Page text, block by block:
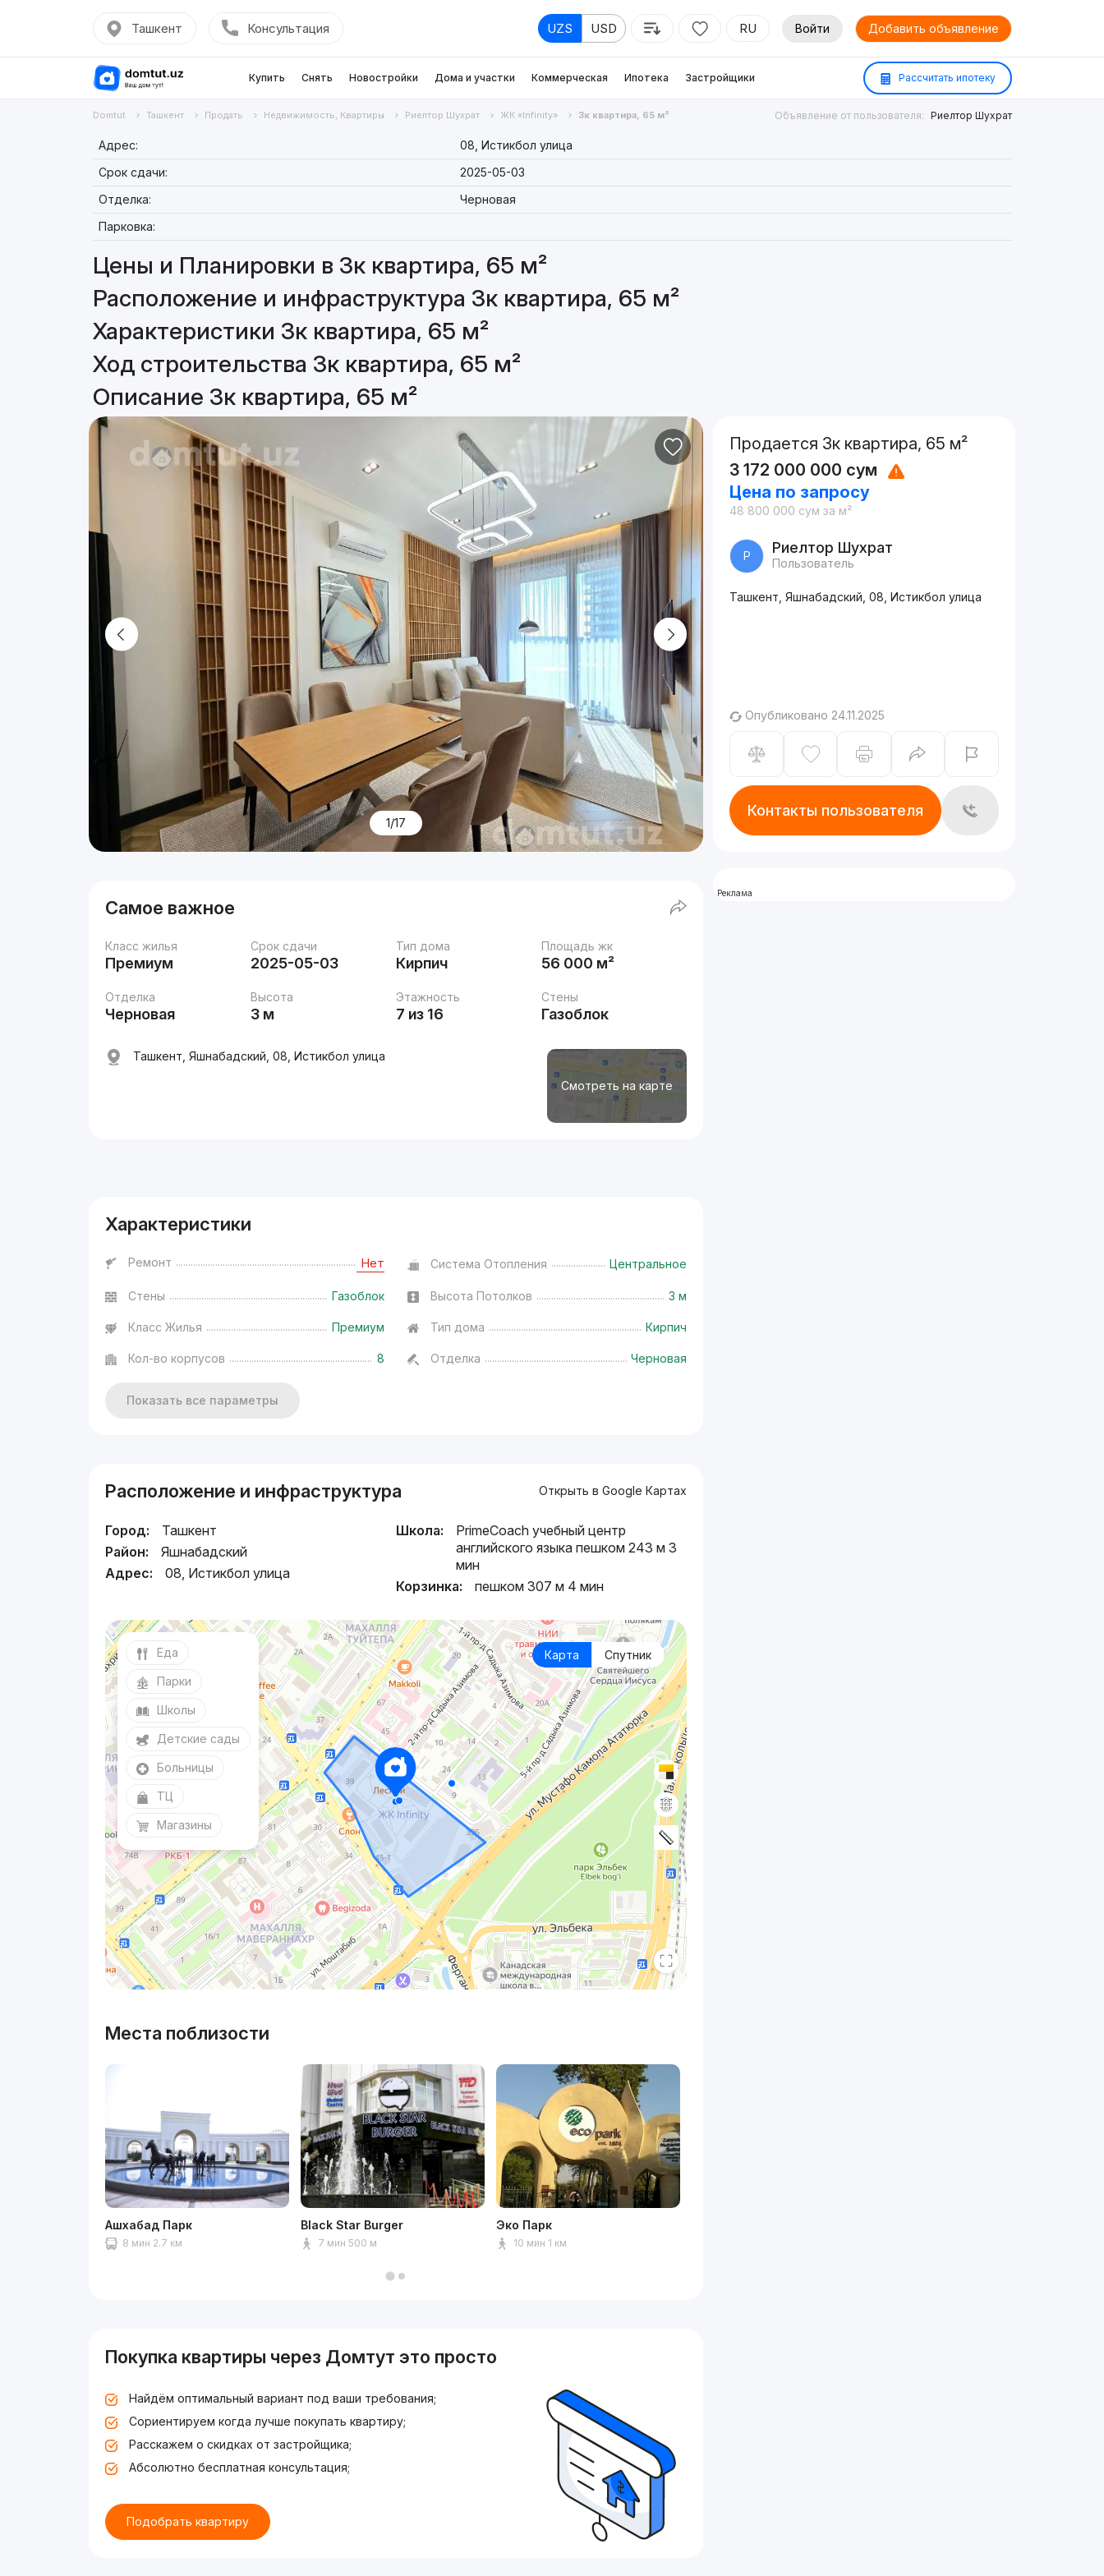
Ташкент Консультация UZS USD RU Войти Добавить объявление
Купить Снять Новостройки Дома и участки Коммерческая Ипотека Застройщики Рассчитать ипотеку
Domtut Ташкент Продать Недвижимость, Квартиры Риелтор Шухрат ЖК «Infinity» 3к квартира, 65 м² Объявление от пользователя: Риелтор Шухрат
Адрес:
08, Истикбол улица
Срок сдачи:
2025-05-03
Отделка:
Черновая
Парковка:
Цены и Планировки в 3к квартира, 65 м²
Расположение и инфраструктура 3к квартира, 65 м²
Характеристики 3к квартира, 65 м²
Ход строительства 3к квартира, 65 м²
Описание 3к квартира, 65 м²
1/17
Самое важное
Класс жилья
Премиум
Срок сдачи
2025-05-03
Тип дома
Кирпич
Площадь жк
56 000 м²
Отделка
Черновая
Высота
3 м
Этажность
7 из 16
Стены
Газоблок
Смотреть на карте
Ташкент, Яшнабадский, 08, Истикбол улица
Характеристики
Ремонт Нет Система Отопления Центральное
Стены Газоблок Высота Потолков 3 м
Класс Жилья Премиум Тип дома Кирпич
Кол-во корпусов 8 Отделка Черновая
Показать все параметры
Расположение и инфраструктура Открыть в Google Картах
Город:
Ташкент
Район:
Яшнабадский
Адрес:
08, Истикбол улица
Школа:
PrimeCoach учебный центр
английского языка пешком 243 м 3
мин
Корзинка:
пешком 307 м 4 мин
Карта Спутник
Еда
Парки
Школы
Детские сады
Больницы
ТЦ
Магазины
Места поблизости
Ашхабад Парк
8 мин 2.7 км
Black Star Burger
7 мин 500 м
Эко Парк
10 мин 1 км
Покупка квартиры через Домтут это просто
Найдём оптимальный вариант под ваши требования;
Сориентируем когда лучше покупать квартиру;
Расскажем о скидках от застройщика;
Абсолютно бесплатная консультация;
Подобрать квартиру
Продается 3к квартира, 65 м²
3 172 000 000 сум
Цена по запросу
48 800 000 сум за м²
Р Риелтор Шухрат
Пользователь
Ташкент, Яшнабадский, 08, Истикбол улица
Опубликовано 24.11.2025
Контакты пользователя
Реклама